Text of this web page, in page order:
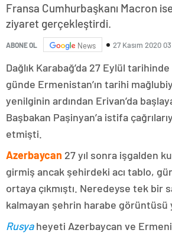
Fransa Cumhurbaşkanı Macron
ziyaret gerçekleştirdi.
ABONE OL News 27 Kasım 2020
Dağlık Karabağ’da 27 Eylül
günde Ermenistan’ın tarihi
yenilginin ardından Erivan’da
Başbakan Paşinyan’a istifa
etmişti.
Azerbaycan 27 yıl sonra işgalden
girmiş ancak şehirdeki acı tablo,
ortaya çıkmıştı. Neredeyse tek bir
kalmayan şehrin harabe görüntüsü
Rusyaheyeti Azerbaycan ve